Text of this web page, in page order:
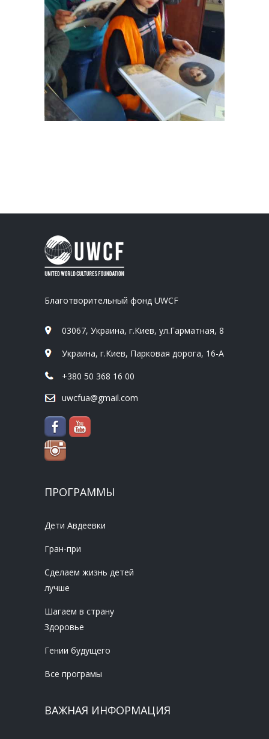
Благотворительный фонд UWCF
03067, Украина, г.Киев, ул.Гарматная, 8
Украина, г.Киев, Парковая дорога, 16-А
+380 50 368 16 00
uwcfua@gmail.com
ПРОГРАММЫ
Дети Авдеевки
Гран-при
Сделаем жизнь детей
лучше
Шагаем в страну
Здоровье
Гении будущего
Все програмы
ВАЖНАЯ ИНФОРМАЦИЯ